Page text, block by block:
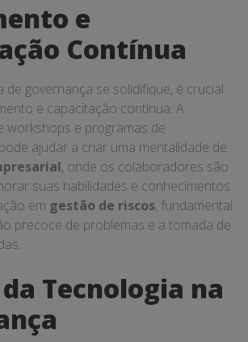
e
Contínua
de governança se solidifique, é crucial
e capacitação contínua. A
workshops e programas de
ajudar a criar uma mentalidade de
, onde os colaboradores são
suas habilidades e conhecimentos.
em gestão de riscos, fundamental
precoce de problemas e a tomada de
Tecnologia na